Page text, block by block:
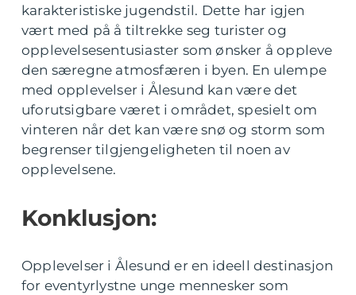
karakteristiske jugendstil. Dette har igjen
vært med på å tiltrekke seg turister og
opplevelsesentusiaster som ønsker å oppleve
den særegne atmosfæren i byen. En ulempe
med opplevelser i Ålesund kan være det
uforutsigbare været i området, spesielt om
vinteren når det kan være snø og storm som
begrenser tilgjengeligheten til noen av
opplevelsene.
Konklusjon:
Opplevelser i Ålesund er en ideell destinasjon
for eventyrlystne unge mennesker som